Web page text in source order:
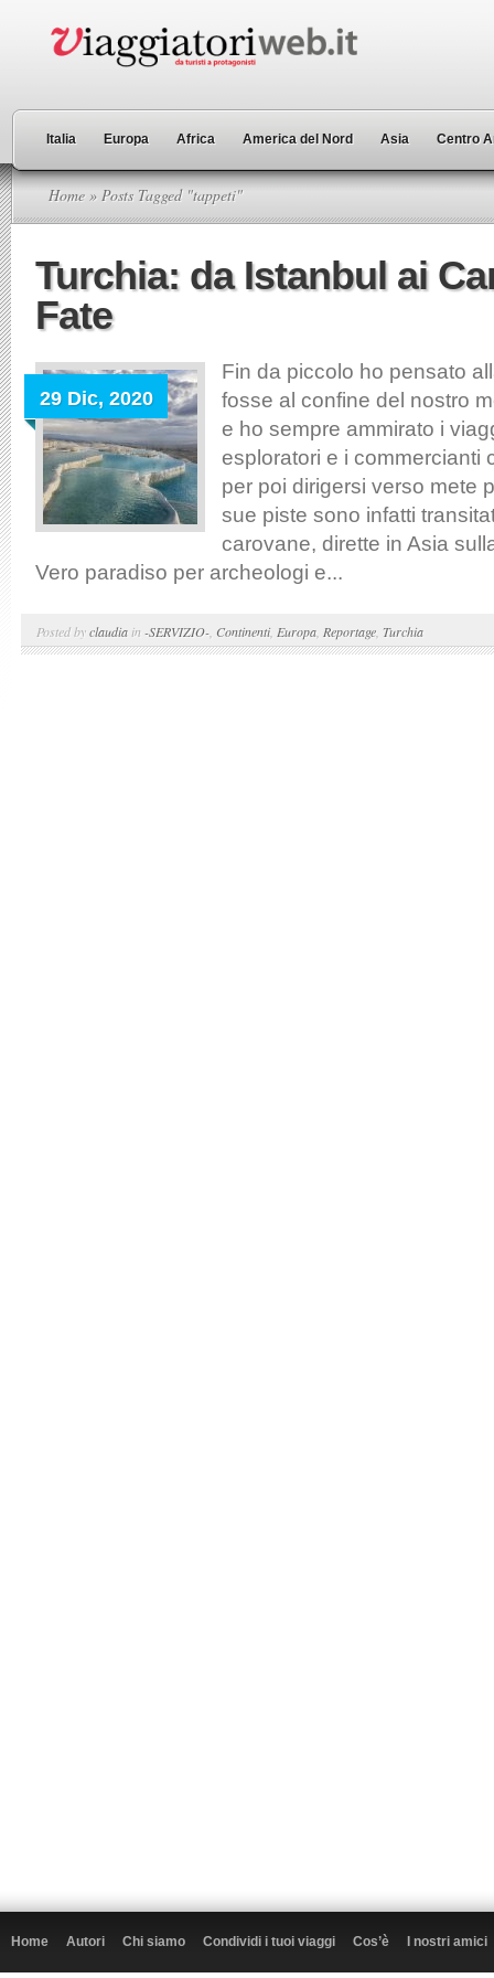
Italia Europa Africa America del Nord Asia Centro
Home » Posts Tagged "tappeti"
Turchia: da Istanbul ai
Fate
29 Dic, 2020
Fin da piccolo ho pensato
fosse al confine del nostro
e ho sempre ammirato i
esploratori e i commercianti
per poi dirigersi verso mete
sue piste sono infatti
carovane, dirette in Asia
Vero paradiso per archeologi e...
Posted byclaudia in -SERVIZIO- Continenti, Europa Reportage Turchia
Home Autori Chi siamo Condividi i tuoi viaggi Cos’è I nostri amici